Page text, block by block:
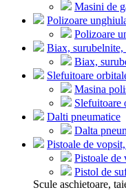
Masini de
Polizoare
Polizoare
Biax, surubelnite,
Biax,
Slefuitoare
Masina
Slefuitoare
Dalti pneumatice
Dalta
Pistoale de
Pistoale de
Pistol de
Scule aschietoare,